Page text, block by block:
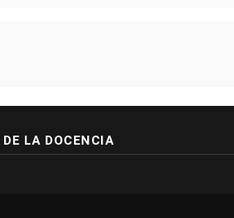
LA DOCENCIA